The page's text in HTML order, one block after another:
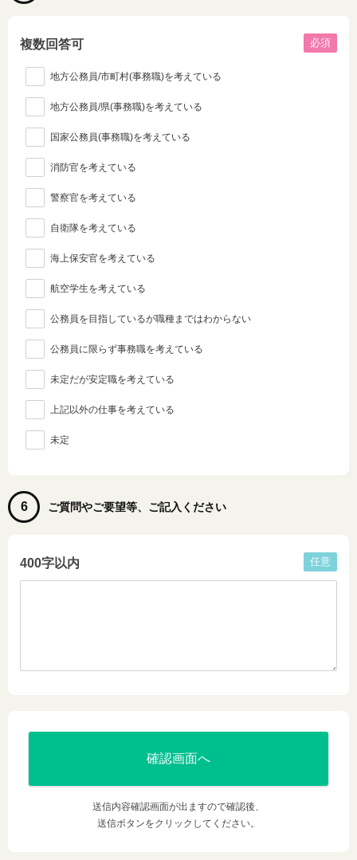
複数回答可 必須
地方公務員/市町村(事務職)を考えている
地方公務員/県(事務職)を考えている
国家公務員(事務職)を考えている
消防官を考えている
警察官を考えている
自衛隊を考えている
海上保安官を考えている
航空学生を考えている
公務員を目指しているが職種まではわからない
公務員に限らず事務職を考えている
未定だが安定職を考えている
上記以外の仕事を考えている
未定
6 ご質問やご要望等、ご記入ください
400字以内 任意
送信内容確認画面が出ますので確認後、
送信ボタンをクリックしてください。